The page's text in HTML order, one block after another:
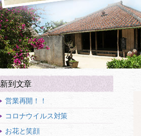
新到文章
営業再開！！
コロナウイルス対策
お花と笑顔